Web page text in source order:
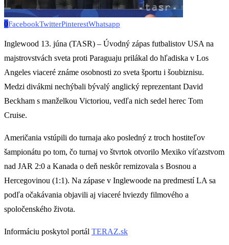
0FacebookTwitterPinterestWhatsapp
Inglewood 13. júna (TASR) – Úvodný zápas futbalistov USA na
majstrovstvách sveta proti Paraguaju prilákal do hľadiska v Los
Angeles viaceré známe osobnosti zo sveta športu i šoubiznisu.
Medzi divákmi nechýbali bývalý anglický reprezentant David
Beckham s manželkou Victoriou, vedľa nich sedel herec Tom
Cruise.
Američania vstúpili do turnaja ako posledný z troch hostiteľov
šampionátu po tom, čo turnaj vo štvrtok otvorilo Mexiko víťazstvom
nad JAR 2:0 a Kanada o deň neskôr remizovala s Bosnou a
Hercegovinou (1:1). Na zápase v Inglewoode na predmestí LA sa
podľa očakávania objavili aj viaceré hviezdy filmového a
spoločenského života.
Informáciu poskytol portál TERAZ.sk